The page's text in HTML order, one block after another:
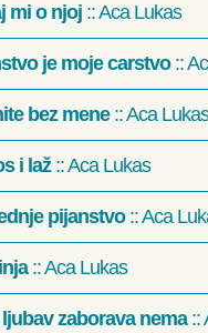
mi o njoj :: Aca Lukas
je moje carstvo::
bez mene:: Aca Lukas
i laž:: Aca Lukas
pijanstvo:: Aca
:: Aca Lukas
zaborava nema::